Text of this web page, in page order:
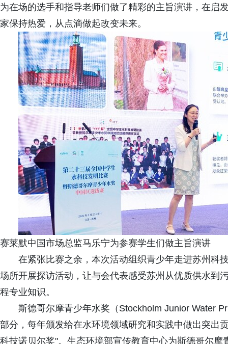
为在场的选手和指导老师们做了精彩的主旨演讲，在启
家保持热爱，从点滴做起改变未来。
赛莱默中国市场总监马乐宁为参赛学生们做主旨演讲
在紧张比赛之余，本次活动组织青少年走进苏州科
场所开展探访活动，让与会代表感受苏州从优质供水到
程专业知识。
斯德哥尔摩青少年水奖（Stockholm Junior Water
部分，每年颁发给在水环境领域研究和实践中做出突出
科技诺贝尔奖"。生态环境部宣传教育中心为斯德哥尔